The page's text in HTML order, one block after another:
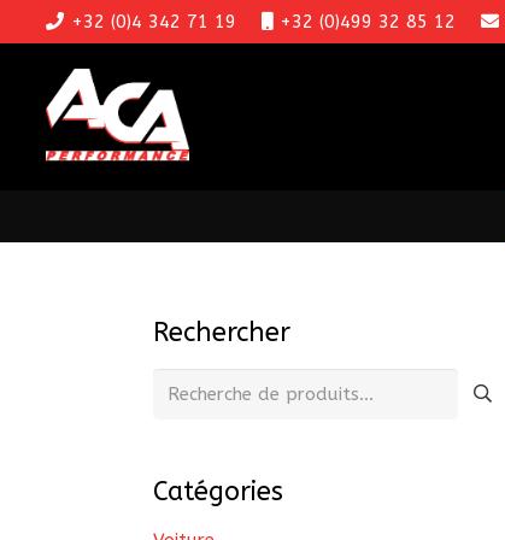
+32 (0)4 342 71 19 +32 (0)499 32 85 12
Rechercher
Recherche
Catégories